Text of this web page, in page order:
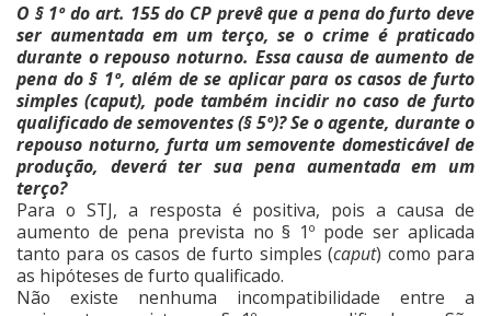
O § 1º do art. 155 do CP prevê que a pena do furto deve
ser aumentada em um terço, se o crime é praticado
durante o repouso noturno. Essa causa de aumento de
pena do § 1º, além de se aplicar para os casos de furto
simples (caput), pode também incidir no caso de furto
qualificado de semoventes (§ 5º)? Se o agente, durante o
repouso noturno, furta um semovente domesticável de
produção, deverá ter sua pena aumentada em um
terço?
Para o STJ, a resposta é positiva, pois a causa de
aumento de pena prevista no § 1º pode ser aplicada
tanto para os casos de furto simples (caput) como para
as hipóteses de furto qualificado.
Não existe nenhuma incompatibilidade entre a